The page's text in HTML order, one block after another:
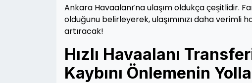
Ankara Havaalanı’na ulaşım oldukça çeşitlidir.
olduğunu belirleyerek, ulaşımınızı daha verimli
artıracak!
Hızlı Havaalanı
Kaybını Önlemenin